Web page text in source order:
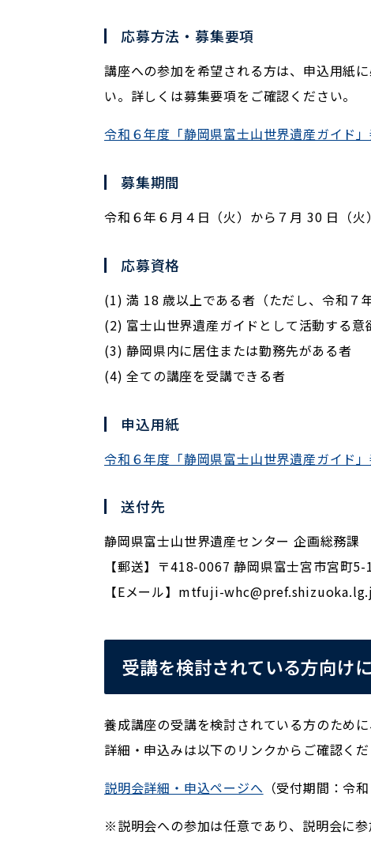
応募方法・募集要項
講座への参加を希望される方は、申込用紙
い。詳しくは募集要項をご確認ください。
令和６年度「静岡県富士山世界遺産ガイド
募集期間
令和６年６月４日（火）から７月 30 日（火
応募資格
(1) 満 18 歳以上である者（ただし、令和７
(2) 富士山世界遺産ガイドとして活動する意
(3) 静岡県内に居住または勤務先がある者
(4) 全ての講座を受講できる者
申込用紙
令和６年度「静岡県富士山世界遺産ガイド
送付先
静岡県富士山世界遺産センター 企画総務課
【郵送】〒418-0067 静岡県富士宮市宮町5-
【Eメール】mtfuji-
受講を検討されている方向け
養成講座の受講を検討されている方のため
詳細・申込みは以下のリンクからご確認くだ
説明会詳細・申込ページへ （受付期間：令
※説明会への参加は任意であり、説明会に